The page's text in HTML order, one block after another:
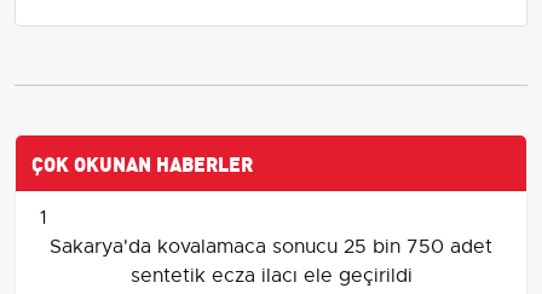
ÇOK OKUNAN HABERLER
1
Sakarya'da kovalamaca sonucu 25 bin 750 adet
sentetik ecza ilacı ele geçirildi